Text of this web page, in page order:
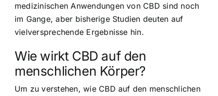
medizinischen Anwendungen von CBD sind noch
im Gange, aber bisherige Studien deuten auf
vielversprechende Ergebnisse hin.
Wie wirkt CBD auf den
menschlichen Körper?
Um zu verstehen, wie CBD auf den menschlichen